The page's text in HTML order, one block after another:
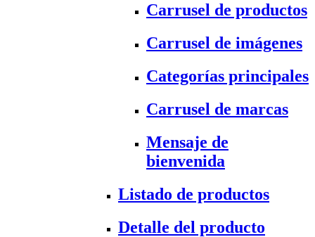
Carrusel de productos
Carrusel de imágenes
Categorías principales
Carrusel de marcas
Mensaje de
bienvenida
Listado de productos
Detalle del producto